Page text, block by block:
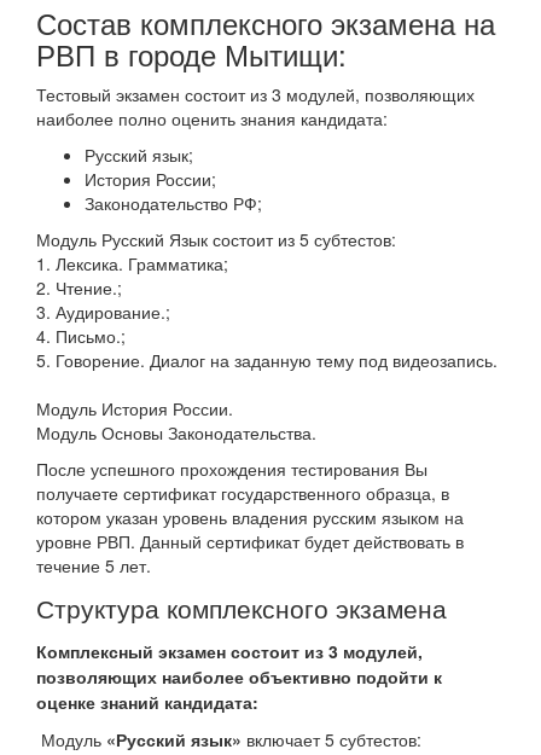
Состав комплексного экзамена на
РВП в городе Мытищи:
Тестовый экзамен состоит из 3 модулей, позволяющих
наиболее полно оценить знания кандидата:
Русский язык;
История России;
Законодательство РФ;
Модуль Русский Язык состоит из 5 субтестов:
1. Лексика. Грамматика;
2. Чтение.;
3. Аудирование.;
4. Письмо.;
5. Говорение. Диалог на заданную тему под видеозапись.
Модуль История России.
Модуль Основы Законодательства.
После успешного прохождения тестирования Вы
получаете сертификат государственного образца, в
котором указан уровень владения русским языком на
уровне РВП. Данный сертификат будет действовать в
течение 5 лет.
Структура комплексного экзамена
Комплексный экзамен состоит из 3 модулей,
позволяющих наиболее объективно подойти к
оценке знаний кандидата:
Модуль «Русский язык» включает 5 субтестов: